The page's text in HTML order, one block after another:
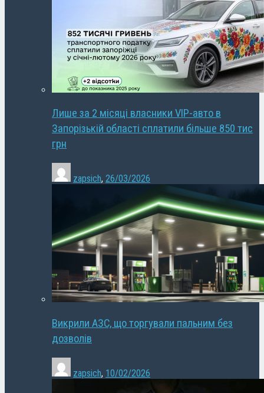
Лише за 2 місяці власники VIP-авто в
Запорізькій області сплатили більше 850 тис
грн
zapsich, 26/03/2026
Викрили АЗС, що торгували пальним без
дозволів
zapsich, 10/02/2026